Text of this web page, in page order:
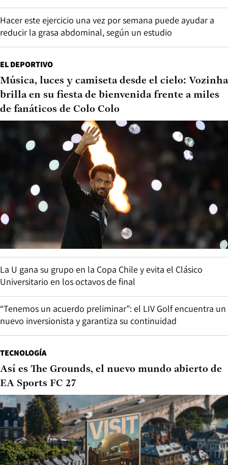
Hacer este ejercicio una vez por semana puede ayudar a
reducir la grasa abdominal, según un estudio
EL DEPORTIVO
Música, luces y camiseta desde el cielo: Vozinha
brilla en su fiesta de bienvenida frente a miles
de fanáticos de Colo Colo
La U gana su grupo en la Copa Chile y evita el Clásico
Universitario en los octavos de final
“Tenemos un acuerdo preliminar”: el LIV Golf encuentra un
nuevo inversionista y garantiza su continuidad
TECNOLOGÍA
Así es The Grounds, el nuevo mundo abierto de
EA Sports FC 27